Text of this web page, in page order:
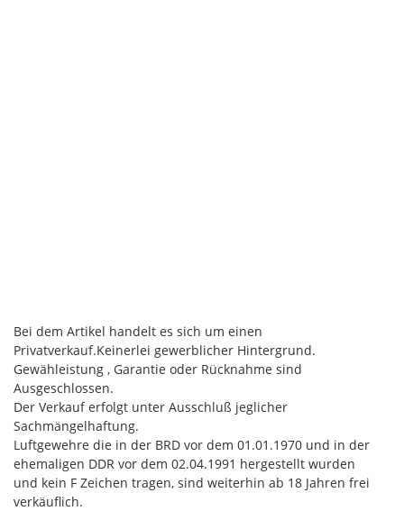
Bei dem Artikel handelt es sich um einen
Privatverkauf.Keinerlei gewerblicher Hintergrund.
Gewähleistung , Garantie oder Rücknahme sind
Ausgeschlossen.
Der Verkauf erfolgt unter Ausschluß jeglicher
Sachmängelhaftung.
Luftgewehre die in der BRD vor dem 01.01.1970 und in der
ehemaligen DDR vor dem 02.04.1991 hergestellt wurden
und kein F Zeichen tragen, sind weiterhin ab 18 Jahren frei
verkäuflich.